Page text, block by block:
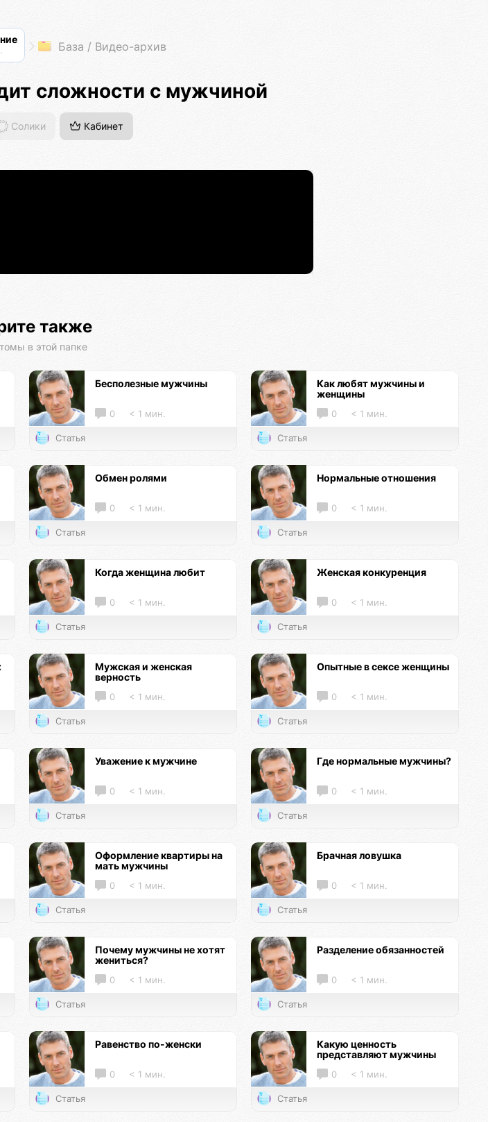
База / Видео-архив
сложности с мужчиной
Солики Кабинет
также
в этой папке
Бесполезные мужчины
0 < 1 мин.
Статья
Как любят мужчины и
женщины
0 < 1 мин.
Статья
Обмен ролями
0 < 1 мин.
Статья
Нормальные отношения
0 < 1 мин.
Статья
Когда женщина любит
0 < 1 мин.
Статья
Женская конкуренция
0 < 1 мин.
Статья
Мужская и женская
верность
0 < 1 мин.
Статья
Опытные в сексе женщины
0 < 1 мин.
Статья
Уважение к мужчине
0 < 1 мин.
Статья
Где нормальные мужчины?
0 < 1 мин.
Статья
Оформление квартиры на
мать мужчины
0 < 1 мин.
Статья
Брачная ловушка
0 < 1 мин.
Статья
Почему мужчины не хотят
жениться?
0 < 1 мин.
Статья
Разделение обязанностей
0 < 1 мин.
Статья
Равенство по-женски
0 < 1 мин.
Статья
Какую ценность
представляют мужчины
0 < 1 мин.
Статья